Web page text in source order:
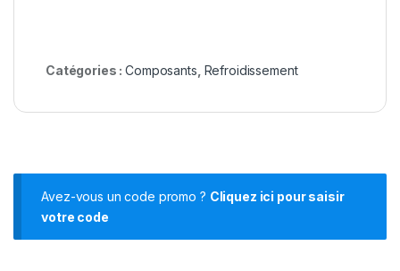
Catégories :Composants Refroidissement
Avez-vous un code promo ? Cliquez ici pour saisir
votre code